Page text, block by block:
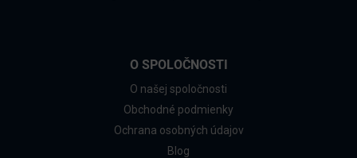
O SPOLOČNOSTI
O našej spoločnosti
Obchodné podmienky
Ochrana osobných údajov
Blog